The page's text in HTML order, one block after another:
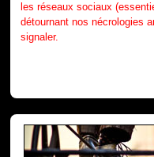
les réseaux sociaux
détournant nos nécrologies
signaler.